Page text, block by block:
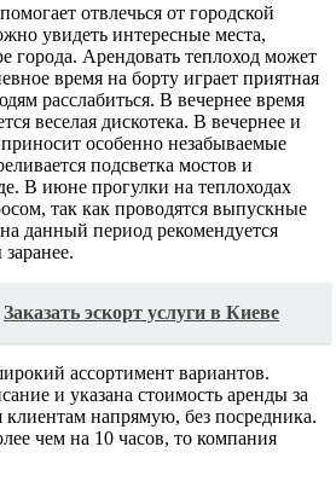
отвлечься от городской
увидеть интересные места,
города. Арендовать теплоход может
время на борту играет приятная
расслабиться. В вечернее время
веселая дискотека. В вечернее и
особенно незабываемые
подсветка мостов и
В июне прогулки на теплоходах
так как проводятся выпускные
данный период рекомендуется
Заказать эскорт услуги в Киеве
ассортимент вариантов.
и указана стоимость аренды за
клиентам напрямую, без посредника.
чем на 10 часов, то компания